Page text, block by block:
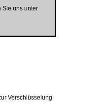
Sie uns unter
Verschlüsselung